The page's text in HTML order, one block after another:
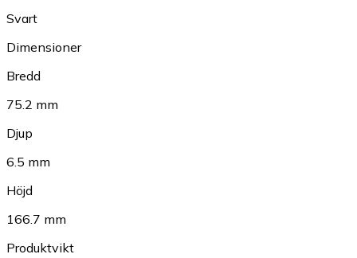
Svart
Dimensioner
Bredd
75.2 mm
Djup
6.5 mm
Höjd
166.7 mm
Produktvikt